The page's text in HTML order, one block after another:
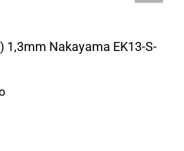
1,3mm Nakayama EK13-S-